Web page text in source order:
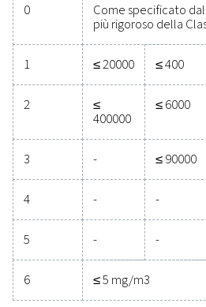
La norma ISO 8573-
compressa in base al
olio. Per la produzione
necessario raggiungere un
-40 °C/-40 °F o inferiore
Grado
di
purezza
Particelle
Numero